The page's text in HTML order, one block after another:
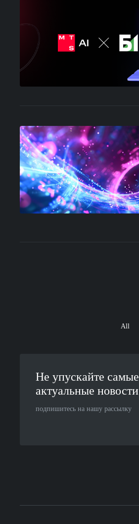
All
Не упускайте самые
актуальные новости
подпишитесь на нашу рассылку